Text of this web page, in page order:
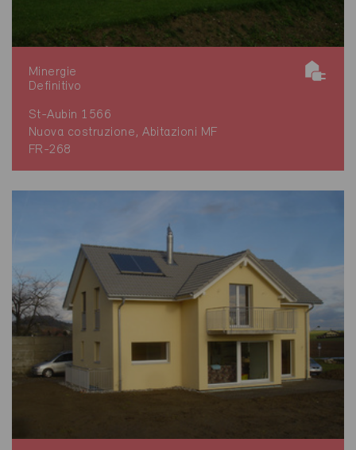
Minergie
Definitivo
St-Aubin 1566
Nuova costruzione, Abitazioni MF
FR-268